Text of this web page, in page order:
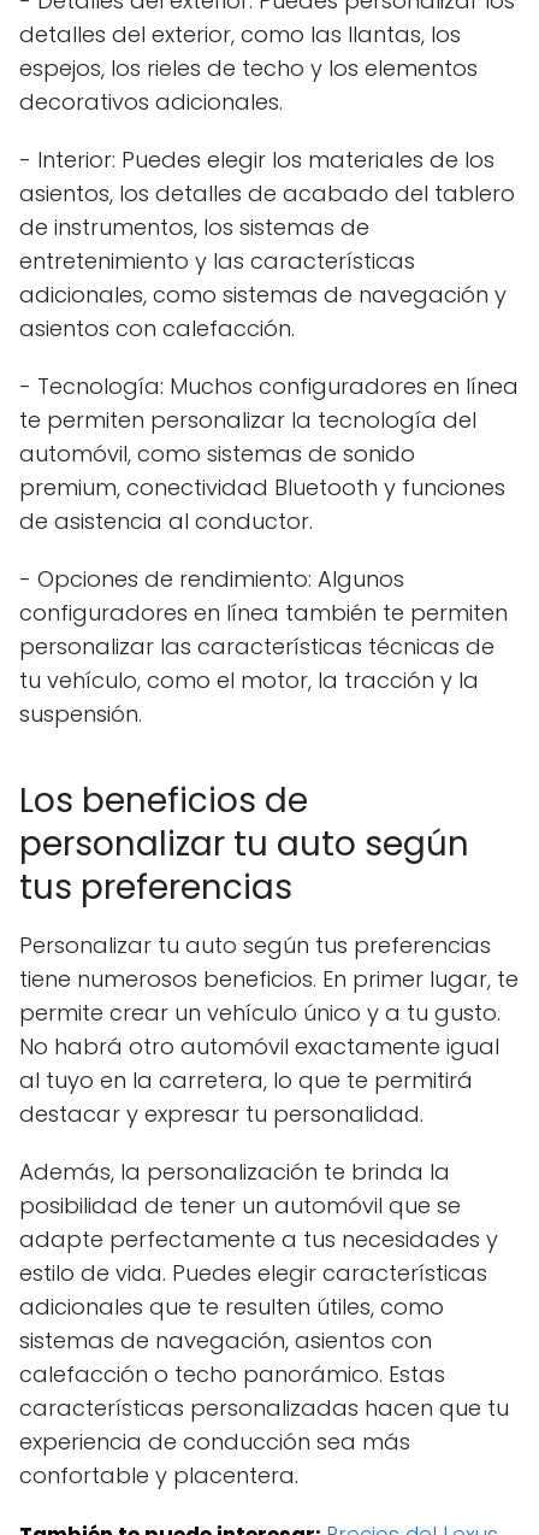
detalles del exterior, como las llantas, los
espejos, los rieles de techo y los elementos
decorativos adicionales.
- Interior: Puedes elegir los materiales de los
asientos, los detalles de acabado del tablero
de instrumentos, los sistemas de
entretenimiento y las características
adicionales, como sistemas de navegación y
asientos con calefacción.
- Tecnología: Muchos configuradores en línea
te permiten personalizar la tecnología del
automóvil, como sistemas de sonido
premium, conectividad Bluetooth y funciones
de asistencia al conductor.
- Opciones de rendimiento: Algunos
configuradores en línea también te permiten
personalizar las características técnicas de
tu vehículo, como el motor, la tracción y la
suspensión.
Los beneficios de
personalizar tu auto según
tus preferencias
Personalizar tu auto según tus preferencias
tiene numerosos beneficios. En primer lugar, te
permite crear un vehículo único y a tu gusto.
No habrá otro automóvil exactamente igual
al tuyo en la carretera, lo que te permitirá
destacar y expresar tu personalidad.
Además, la personalización te brinda la
posibilidad de tener un automóvil que se
adapte perfectamente a tus necesidades y
estilo de vida. Puedes elegir características
adicionales que te resulten útiles, como
sistemas de navegación, asientos con
calefacción o techo panorámico. Estas
características personalizadas hacen que tu
experiencia de conducción sea más
confortable y placentera.